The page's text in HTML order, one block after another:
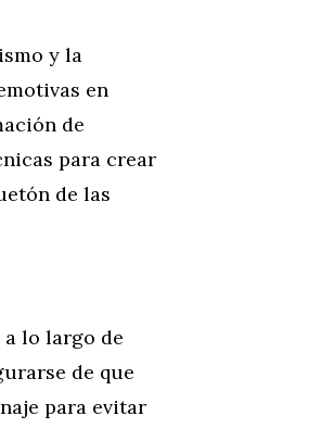
y la
en
de
para crear
de las
lo largo de
de que
para evitar